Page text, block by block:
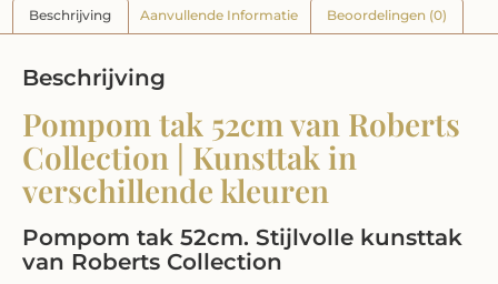
Beschrijving Aanvullende Informatie Beoordelingen (0)
Beschrijving
Pompom tak 52cm van Roberts
Collection | Kunsttak in
verschillende kleuren
Pompom tak 52cm. Stijlvolle kunsttak
van Roberts Collection